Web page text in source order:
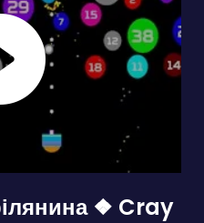
❖ Cray